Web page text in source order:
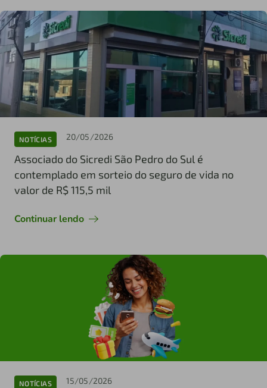
NOTÍCIAS 20/05/2026
Associado do Sicredi São Pedro do Sul é
contemplado em sorteio do seguro de vida no
valor de R$ 115,5 mil
Continuar lendo
NOTÍCIAS 15/05/2026